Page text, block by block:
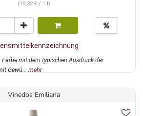
(15,32 € / 1 l)
mit dem typischen Ausdruck der
Gewü... mehr
Vinedos Emiliana